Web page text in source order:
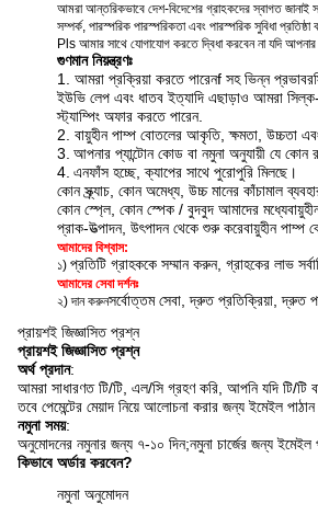
আমরা আন্তরিকভাবে দেশ-বিদেশের গ্রাহকদের স্বাগত জানাই
সম্পর্ক, পারস্পরিক পারস্পরিকতা এবং পারস্পরিক সুবিধা
Pls আমার সাথে যোগাযোগ করতে দ্বিধা করবেন না যদি
গুণমান নিয়ন্ত্রণঃ
1. আমরা প্রক্রিয়া করতে পারেনf সহ ভিন্ন প্রভাব
ইউভি লেপ এবং ধাতব ইত্যাদি এছাড়াও আমরা সিল্ক-
স্ট্যাম্পিং অফার করতে পারেন.
2. বায়ুহীন পাম্প বোতলের আকৃতি, ক্ষমতা, উচ্চতা
3. আপনার প্যান্টোন কোড বা নমুনা অনুযায়ী যে কোন
4. এনফাঁস হচ্ছে, ক্যাপের সাথে পুরোপুরি মিলছে।
কোন স্ক্র্যাচ, কোন অমেধ্য, উচ্চ মানের কাঁচামাল
কোন স্প্লে, কোন স্পেক / বুদবুদ আমাদের মধ্যে
প্রাক-উত্পাদন, উৎপাদন থেকে শুরু করেবায়ুহীন পাম্প
আমাদের বিশ্বাস:
১) প্রতিটি গ্রাহককে সম্মান করুন, গ্রাহকের লাভ
আমাদের সেবা দর্শনঃ
২) দান করুনসর্বোত্তম সেবা, দ্রুত প্রতিক্রিয়া, দ্রুত
প্রায়শই জিজ্ঞাসিত প্রশ্ন
প্রায়শই জিজ্ঞাসিত প্রশ্ন
অর্থ প্রদান:
আমরা সাধারণত টি/টি, এল/সি গ্রহণ করি, আপনি যদি টি/টি
তবে পেমেন্টের মেয়াদ নিয়ে আলোচনা করার জন্য ইমেইল পাঠান
নমুনা সময়:
অনুমোদনের নমুনার জন্য ৭-১০ দিন;নমুনা চার্জের জন্য ইমেইল
কিভাবে অর্ডার করবেন?
নমুনা অনুমোদন